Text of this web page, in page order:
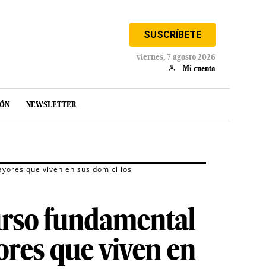
SUSCRÍBETE
viernes, 7 agosto 2026
Mi cuenta
NEWSLETTER
que viven en sus domicilios
fundamental
que viven en